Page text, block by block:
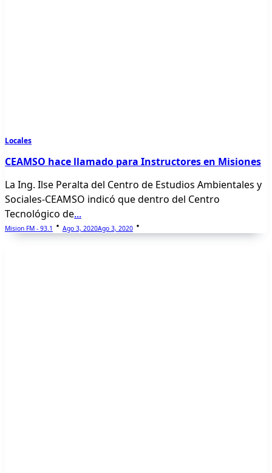
Locales
CEAMSO hace llamado para Instructores en Misiones
La Ing. Ilse Peralta del Centro de Estudios Ambientales y
Sociales-CEAMSO indicó que dentro del Centro
Tecnológico de...
Mision FM - 93.1 Ago 3, 2020Ago 3, 2020